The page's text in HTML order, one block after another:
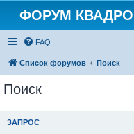
ФОРУМ
FAQ
Список форумов Поиск
Поиск
ЗАПРОС